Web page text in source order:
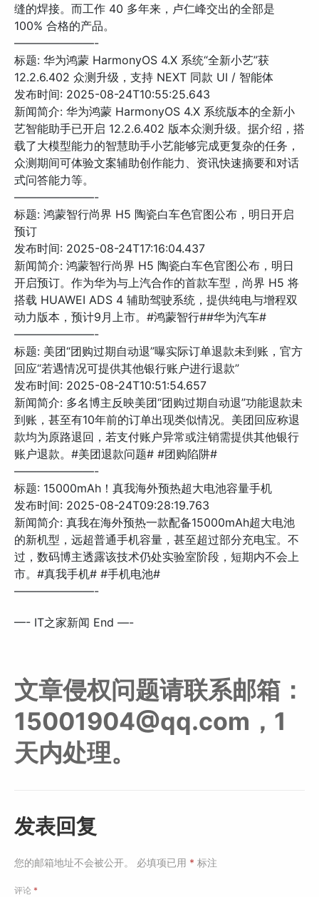
缝的焊接。而工作 40 多年来，卢仁峰交出的全部是
100% 合格的产品。
———————-
标题: 华为鸿蒙 HarmonyOS 4.X 系统“全新小艺”获
12.2.6.402 众测升级，支持 NEXT 同款 UI / 智能体
发布时间: 2025-08-24T10:55:25.643
新闻简介: 华为鸿蒙 HarmonyOS 4.X 系统版本的全新小
艺智能助手已开启 12.2.6.402 版本众测升级。据介绍，搭
载了大模型能力的智慧助手小艺能够完成更复杂的任务，
众测期间可体验文案辅助创作能力、资讯快速摘要和对话
式问答能力等。
———————-
标题: 鸿蒙智行尚界 H5 陶瓷白车色官图公布，明日开启
预订
发布时间: 2025-08-24T17:16:04.437
新闻简介: 鸿蒙智行尚界 H5 陶瓷白车色官图公布，明日
开启预订。作为华为与上汽合作的首款车型，尚界 H5 将
搭载 HUAWEI ADS 4 辅助驾驶系统，提供纯电与增程双
动力版本，预计9月上市。#鸿蒙智行##华为汽车#
———————-
标题: 美团“团购过期自动退”曝实际订单退款未到账，官方
回应“若遇情况可提供其他银行账户进行退款”
发布时间: 2025-08-24T10:51:54.657
新闻简介: 多名博主反映美团“团购过期自动退”功能退款未
到账，甚至有10年前的订单出现类似情况。美团回应称退
款均为原路退回，若支付账户异常或注销需提供其他银行
账户退款。#美团退款问题# #团购陷阱#
———————-
标题: 15000mAh！真我海外预热超大电池容量手机
发布时间: 2025-08-24T09:28:19.763
新闻简介: 真我在海外预热一款配备15000mAh超大电池
的新机型，远超普通手机容量，甚至超过部分充电宝。不
过，数码博主透露该技术仍处实验室阶段，短期内不会上
市。#真我手机# #手机电池#
———————-
—- IT之家新闻 End —-
文章侵权问题请联系邮箱：
15001904@qq.com，1
天内处理。
发表回复
您的邮箱地址不会被公开。 必填项已用 * 标注
评论 *